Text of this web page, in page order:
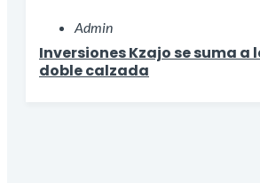
Admin
Inversiones Kzajo se suma a
doble calzada